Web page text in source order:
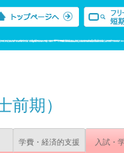
前期）
学費・経済的支援 入試・